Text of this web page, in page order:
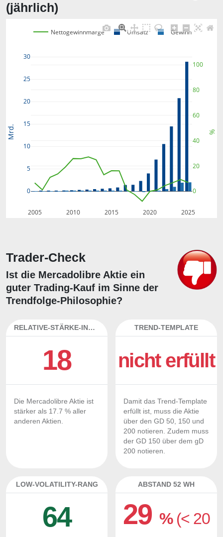
(jährlich)
2005 2010 2015 2020 2025
0
5
10
15
20
25
30
0
20
40
60
80
100
Nettogewinnmarge Umsatz Gewinn
Mrd. %
Trader-Check
Ist die Mercadolibre Aktie ein
guter Trading-Kauf im Sinne der
Trendfolge-Philosophie?
RELATIVE-STÄRKE-INDEX
18
Die Mercadolibre Aktie ist
stärker als 17.7 % aller
anderen Aktien.
TREND-TEMPLATE
nicht erfüllt
Damit das Trend-Template
erfüllt ist, muss die Aktie
über den GD 50, 150 und
200 notieren. Zudem muss
der GD 150 über dem gD
200 notieren.
LOW-VOLATILITY-RANG
64
ABSTAND 52 WH
29% (< 20